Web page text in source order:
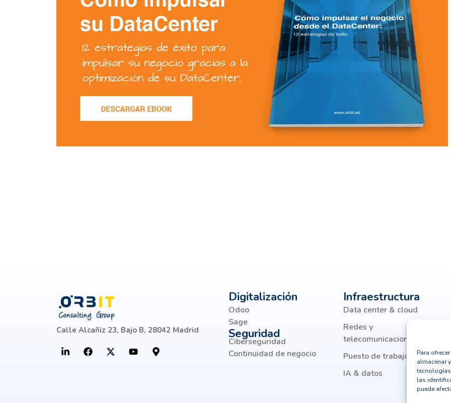
Para
almacenar
las
puede
Calle Alcañiz 23, Bajo B, 28042 Madrid
Digitalización
Odoo
Sage
Seguridad
Ciberseguridad
Continuidad de negocio
Infraestructura
Data center & cloud
Redes y
telecomunicaciones
Puesto de trabajo moderno
IA & datos